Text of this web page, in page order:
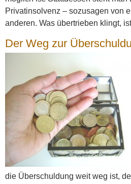
Privatinsolvenz – sozusagen von
anderen. Was übertrieben klingt,
Der Weg zur
die Überschuldung weit weg ist,